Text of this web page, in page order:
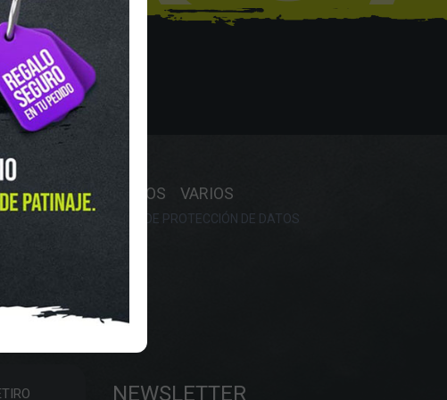
Y HORARIO
RECAMBIOS VARIOS
POLÍTICA DE PROTECCIÓN DE DATOS
NEWSLETTER